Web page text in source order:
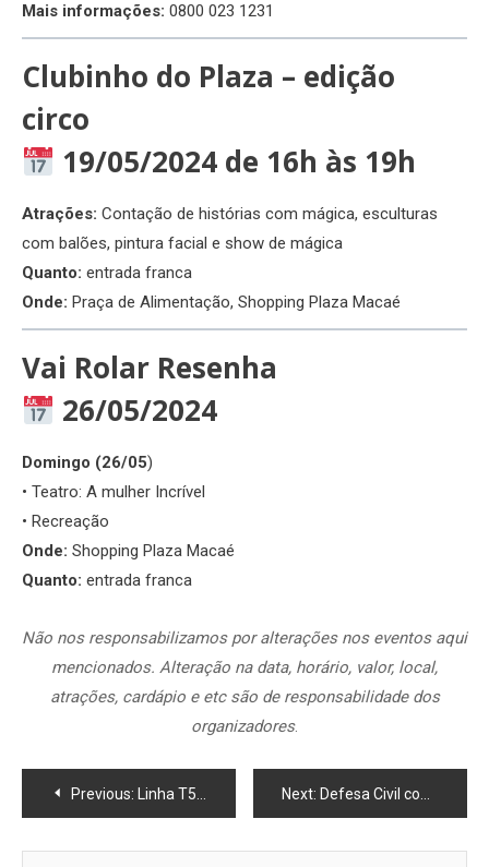
Mais informações: 0800 023 1231
Clubinho do Plaza – edição
circo
19/05/2024 de 16h às 19h
Atrações: Contação de histórias com mágica, esculturas
com balões, pintura facial e show de mágica
Quanto: entrada franca
Onde: Praça de Alimentação, Shopping Plaza Macaé
Vai Rolar Resenha
26/05/2024
Domingo (26/05)
• Teatro: A mulher Incrível
• Recreação
Onde: Shopping Plaza Macaé
Quanto: entrada franca
Não nos responsabilizamos por alterações nos eventos aqui
mencionados. Alteração na data, horário, valor, local,
atrações, cardápio e etc são de responsabilidade dos
organizadores.
Navegação
de
Previous: Linha T51 Terminal Central x Firmas (Rápido) terá retorno de serviço Next: Defesa Civil convoca selecionados para curso de Brigada de Incêndio